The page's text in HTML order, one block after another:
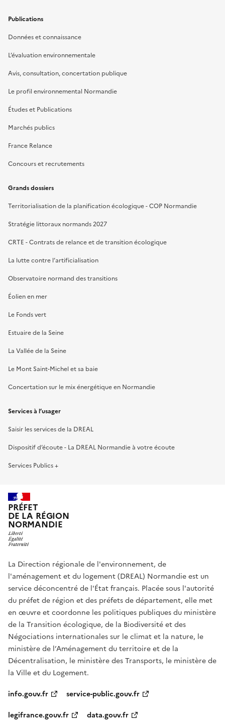
Publications
Données et connaissance
L’évaluation environnementale
Avis, consultation, concertation publique
Le profil environnemental Normandie
Études et Publications
Marchés publics
France Relance
Concours et recrutements
Grands dossiers
Territorialisation de la planification écologique - COP Normandie
Stratégie littoraux normands 2027
CRTE - Contrats de relance et de transition écologique
La lutte contre l’artificialisation
Observatoire normand des transitions
Éolien en mer
Le Fonds vert
Estuaire de la Seine
La Vallée de la Seine
Le Mont Saint-Michel et sa baie
Concertation sur le mix énergétique en Normandie
Services à l’usager
Saisir les services de la DREAL
Dispositif d’écoute - La DREAL Normandie à votre écoute
Services Publics +
PRÉFET
DE LA RÉGION
NORMANDIE
La Direction régionale de l'environnement, de
l'aménagement et du logement (DREAL) Normandie est un
service déconcentré de l'État français. Placée sous l'autorité
du préfet de région et des préfets de département, elle met
en œuvre et coordonne les politiques publiques du ministère
de la Transition écologique, de la Biodiversité et des
Négociations internationales sur le climat et la nature, le
ministère de l’Aménagement du territoire et de la
Décentralisation, le ministère des Transports, le ministère de
la Ville et du Logement.
info.gouv.fr
service-public.gouv.fr
legifrance.gouv.fr
data.gouv.fr